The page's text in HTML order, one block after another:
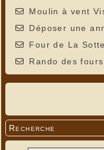
Moulin à vent
Déposer une
Four de La Sotte
Rando des
Recherche